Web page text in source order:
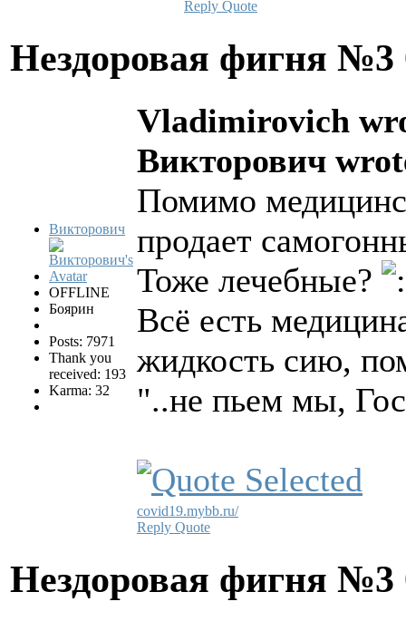
Reply Quote
Нездоровая фигня №3
Викторович
OFFLINE
Боярин
Posts: 7971
Thank you
received: 193
Karma: 32
Vladimirovich
Викторович
Помимо
продает
Тоже лечебные?
Всё есть
жидкость сию,
"..не пьем мы,
covid19.mybb.ru/
Reply Quote
Нездоровая фигня №3